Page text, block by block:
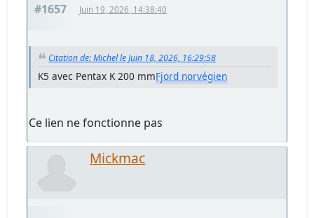
#1657 Juin 19, 2026, 14:38:40
Citation de: Michel le Juin 18, 2026, 16:29:58
K5 avec Pentax K 200 mmFjord norvégien
Ce lien ne fonctionne pas
Mickmac